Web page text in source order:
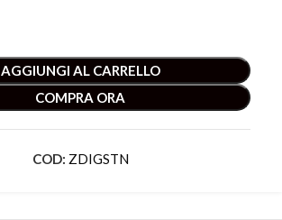
AGGIUNGI AL CARRELLO
COMPRA ORA
COD: ZDIGSTN